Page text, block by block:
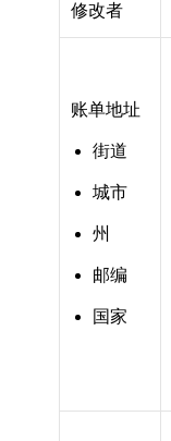
修改者
账单地址
街道
城市
州
邮编
国家